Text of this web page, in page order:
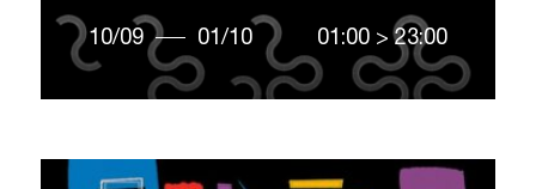
10/09 01/10 01:00 > 23:00